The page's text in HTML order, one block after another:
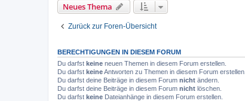
Neues Thema
Zurück zur Foren-Übersicht
BERECHTIGUNGEN IN DIESEM FORUM
Du darfst keine neuen Themen in diesem Forum erstellen.
Du darfst keineAntworten zu Themen in diesem Forum erstellen.
Du darfst deine Beiträge in diesem Forum nicht ändern.
Du darfst deine Beiträge in diesem Forum nicht löschen.
Du darfst keine Dateianhänge in diesem Forum erstellen.